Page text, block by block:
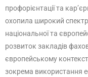
профорієнтації та
охопила широкий
національної та
розвиток закладів
європейському
зокрема використання